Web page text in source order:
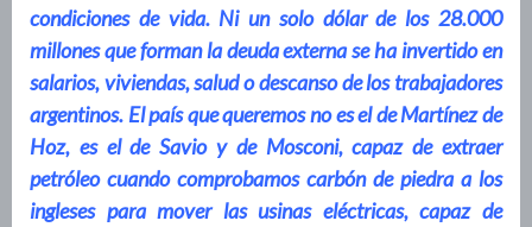
condiciones de vida. Ni un solo dólar de los 28.000
millones que forman la deuda externa se ha invertido en
salarios, viviendas, salud o descanso de los trabajadores
argentinos. El país que queremos no es el de Martínez de
Hoz, es el de Savio y de Mosconi, capaz de extraer
petróleo cuando comprobamos carbón de piedra a los
ingleses para mover las usinas eléctricas, capaz de